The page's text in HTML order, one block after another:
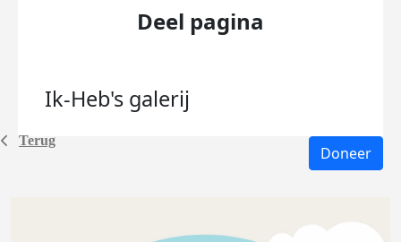
Terug
Deel pagina
Ik-Heb's galerij
Doneer